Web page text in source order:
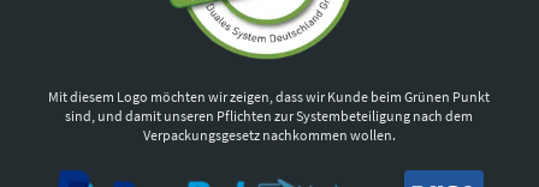
Mit diesem Logo möchten wir zeigen, dass wir Kunde beim Grünen Punkt
sind, und damit unseren Pflichten zur Systembeteiligung nach dem
Verpackungsgesetz nachkommen wollen.